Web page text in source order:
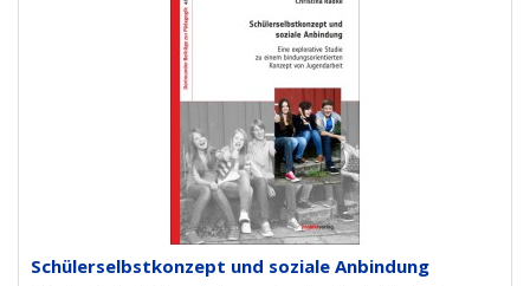
Schülerselbstkonzept und soziale Anbindung